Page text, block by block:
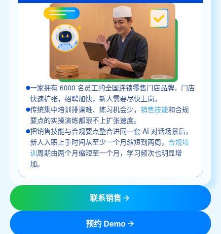
一家拥有 6000 名员工的全国连锁零售门店品牌，门店
快速扩张，招聘加快，新人需要尽快上岗。
传统集中培训排课难、练习机会少， 销售技能和合规
要点的实操演练都跟不上扩张速度。
把销售技能与合规要点整合进同一套 AI 对话场景后，
新人入职上手时间从至少一个月缩短到两周， 合规培
训周期由两个月缩短至一个月，学习频次也明显增
加。
联系销售
预约 Demo